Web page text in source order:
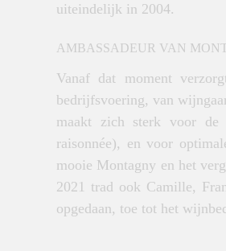
uiteindelijk in 2004.
AMBASSADEUR VAN
Vanaf dat moment
bedrijfsvoering, van
maakt zich sterk voor de
raisonnée), en voor
mooie Montagny en het
2021 trad ook Camille,
opgedaan, toe tot het